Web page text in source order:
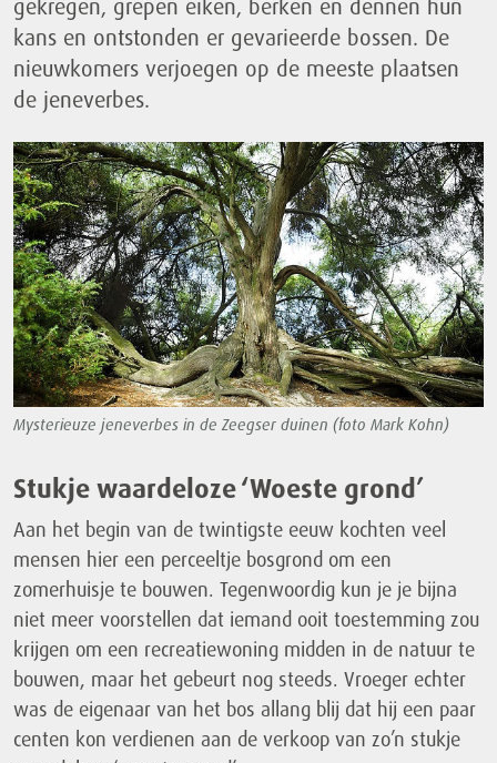
gekregen, grepen eiken, berken en dennen hun
kans en ontstonden er gevarieerde bossen. De
nieuwkomers verjoegen op de meeste plaatsen
de jeneverbes.
Mysterieuze jeneverbes in de Zeegser duinen (foto Mark Kohn)
Stukje waardeloze ‘Woeste grond’
Aan het begin van de twintigste eeuw kochten veel
mensen hier een perceeltje bosgrond om een
zomerhuisje te bouwen. Tegenwoordig kun je je bijna
niet meer voorstellen dat iemand ooit toestemming zou
krijgen om een recreatiewoning midden in de natuur te
bouwen, maar het gebeurt nog steeds. Vroeger echter
was de eigenaar van het bos allang blij dat hij een paar
centen kon verdienen aan de verkoop van zo’n stukje